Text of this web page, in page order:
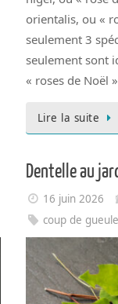
orientalis, ou «
seulement 3
seulement sont
« roses de Noël
Lire la suite
Dentelle au
16 juin 2026
coup de gueule